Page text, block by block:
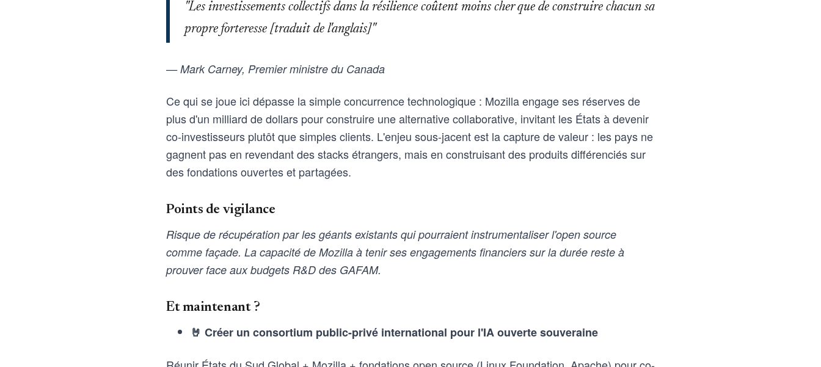
"Les investissements collectifs dans la résilience coûtent moins cher que de construire chacun sa
propre forteresse [traduit de l'anglais]"
— Mark Carney, Premier ministre du Canada
Ce qui se joue ici dépasse la simple concurrence technologique : Mozilla engage ses réserves de
plus d'un milliard de dollars pour construire une alternative collaborative, invitant les États à devenir
co-investisseurs plutôt que simples clients. L'enjeu sous-jacent est la capture de valeur : les pays ne
gagnent pas en revendant des stacks étrangers, mais en construisant des produits différenciés sur
des fondations ouvertes et partagées.
Points de vigilance
Risque de récupération par les géants existants qui pourraient instrumentaliser l'open source
comme façade. La capacité de Mozilla à tenir ses engagements financiers sur la durée reste à
prouver face aux budgets R&D des GAFAM.
Et maintenant ?
🤘 Créer un consortium public-privé international pour l'IA ouverte souveraine